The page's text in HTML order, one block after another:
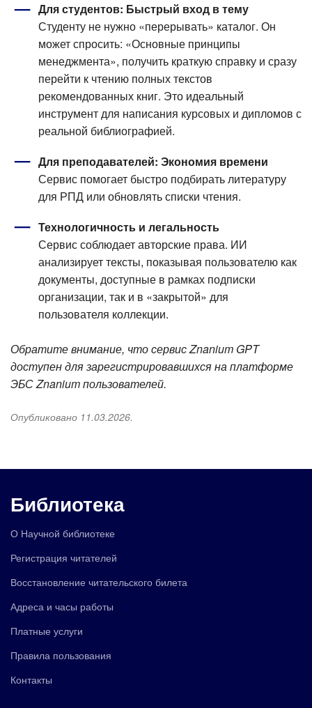
Для студентов: Быстрый вход в тему
Студенту не нужно «перерывать» каталог. Он
может спросить: «Основные принципы
менеджмента», получить краткую справку и сразу
перейти к чтению полных текстов
рекомендованных книг. Это идеальный
инструмент для написания курсовых и дипломов с
реальной библиографией.
Для преподавателей: Экономия времени
Сервис помогает быстро подбирать литературу
для РПД или обновлять списки чтения.
Технологичность и легальность
Сервис соблюдает авторские права. ИИ
анализирует тексты, показывая пользователю как
документы, доступные в рамках подписки
организации, так и в «закрытой» для
пользователя коллекции.
Обратите внимание, что сервис Znanium GPT
доступен для зарегистрировавшихся на платформе
ЭБС Znanium пользователей.
Опубликовано 11.03.2026.
Библиотека
О Научной библиотеке
Регистрация читателей
Восстановление читательского билета
Адреса и часы работы
Платные услуги
Правила пользования
Контакты